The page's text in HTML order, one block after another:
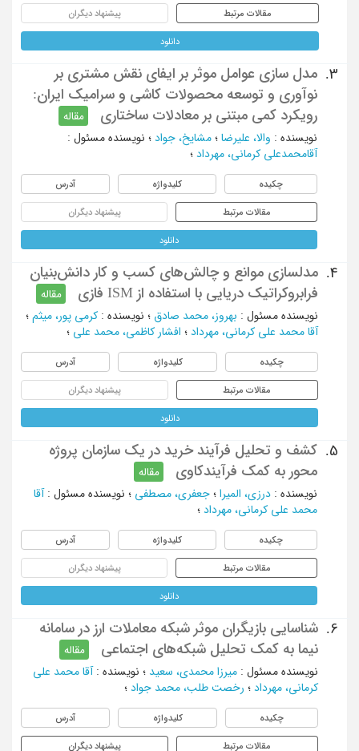
مقالات مرتبط پیشنهاد دیگران
دانلود
3.
مدل سازی عوامل موثر بر ایفای نقش مشتری بر
نوآوری و توسعه محصولات کاشی و سرامیک ایران:
رویکرد کمی مبتنی بر معادلات ساختاری
مقاله
نویسنده : والا، علیرضا ؛ مشایخ، جواد ؛ نویسنده مسئول :
آقامحمدعلی کرمانی، مهرداد ؛
چکیده کلیدواژه آدرس
مقالات مرتبط پیشنهاد دیگران
دانلود
4.
مدلسازی موانع و چالش‌های کسب و کار دانش‌بنیان
فرابروکراتیک دریایی با استفاده از ISM فازی
مقاله
نویسنده مسئول : بهروز، محمد صادق ؛ نویسنده : کرمی پور، میثم ؛
آقا محمد علی کرمانی، مهرداد ؛ افشار کاظمی، محمد علی ؛
چکیده کلیدواژه آدرس
مقالات مرتبط پیشنهاد دیگران
دانلود
5.
کشف و تحلیل فرآیند خرید در یک سازمان پروژه
محور به کمک فرآیندکاوی
مقاله
نویسنده : درزی، المیرا ؛ جعفری، مصطفی ؛ نویسنده مسئول : آقا
محمد علی کرمانی، مهرداد ؛
چکیده کلیدواژه آدرس
مقالات مرتبط پیشنهاد دیگران
دانلود
6.
شناسایی بازیگران موثر شبکه معاملات ارز در سامانه
نیما به کمک تحلیل شبکه‌های اجتماعی
مقاله
نویسنده مسئول : میرزا محمدی، سعید ؛ نویسنده : آقا محمد علی
کرمانی، مهرداد ؛ رخصت طلب، محمد جواد ؛
چکیده کلیدواژه آدرس
مقالات مرتبط پیشنهاد دیگران